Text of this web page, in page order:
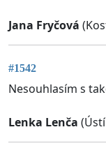
Jana Fryčová
#1542
Nesouhlasím s
Lenka Lenča